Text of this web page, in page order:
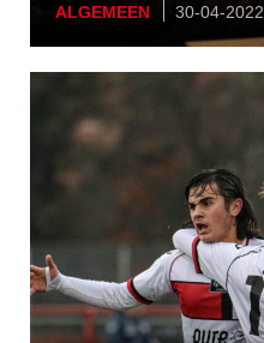
ALGEMEEN 30-04-2022